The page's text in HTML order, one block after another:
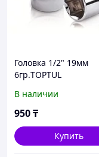
Головка 1/2" 19мм
6гр.TOPTUL
В наличии
950₸
Купить